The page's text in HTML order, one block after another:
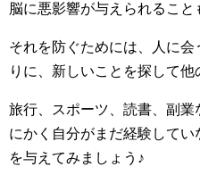
脳に悪影響が与えられること
それを防ぐためには、人に
りに、新しいことを探して他
旅行、スポーツ、読書、副
にかく自分がまだ経験して
を与えてみましょう♪